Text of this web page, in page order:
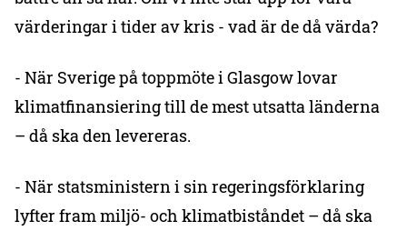
värderingar i tider av kris - vad är de då värda?
- När Sverige på toppmöte i Glasgow lovar
klimatfinansiering till de mest utsatta länderna
– då ska den levereras.
- När statsministern i sin regeringsförklaring
lyfter fram miljö- och klimatbiståndet – då ska